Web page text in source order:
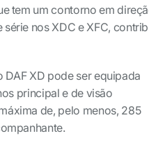
tem um contorno em
nos XDC e XFC,
DAF XD pode ser equipada
principal e de visão
de, pelo menos, 285